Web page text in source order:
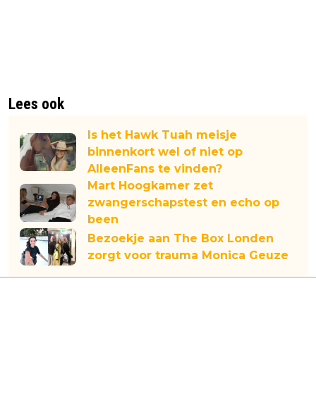
Lees ook
Is het Hawk Tuah meisje
binnenkort wel of niet op
AlleenFans te vinden?
Mart Hoogkamer zet
zwangerschapstest en echo op
been
Bezoekje aan The Box Londen
zorgt voor trauma Monica Geuze